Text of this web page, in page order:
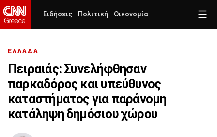
Ειδήσεις Πολιτική Οικονομία
ΕΛΛΑΔΑ
Πειραιάς: Συνελήφθησαν
παρκαδόρος και υπεύθυνος
καταστήματος για παράνομη
κατάληψη δημόσιου χώρου